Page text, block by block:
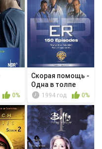
0%
Скорая помощь -
Одна в толпе
1994 год 0%